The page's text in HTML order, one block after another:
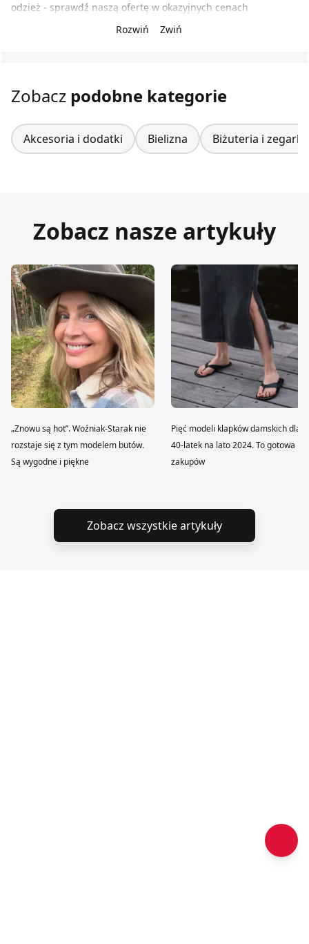
odzież - sprawdź naszą ofertę w okazyjnych cenach
Rozwiń
Zwiń
Zobacz podobne kategorie
Akcesoria i dodatki Bielizna Biżuteria i zegarki
Zobacz nasze artykuły
„Znowu są hot”. Woźniak-Starak nie
rozstaje się z tym modelem butów.
Są wygodne i piękne
Pięć modeli klapków damskich dla
40-latek na lato 2024. To gotowa
zakupów
Zobacz wszystkie artykuły